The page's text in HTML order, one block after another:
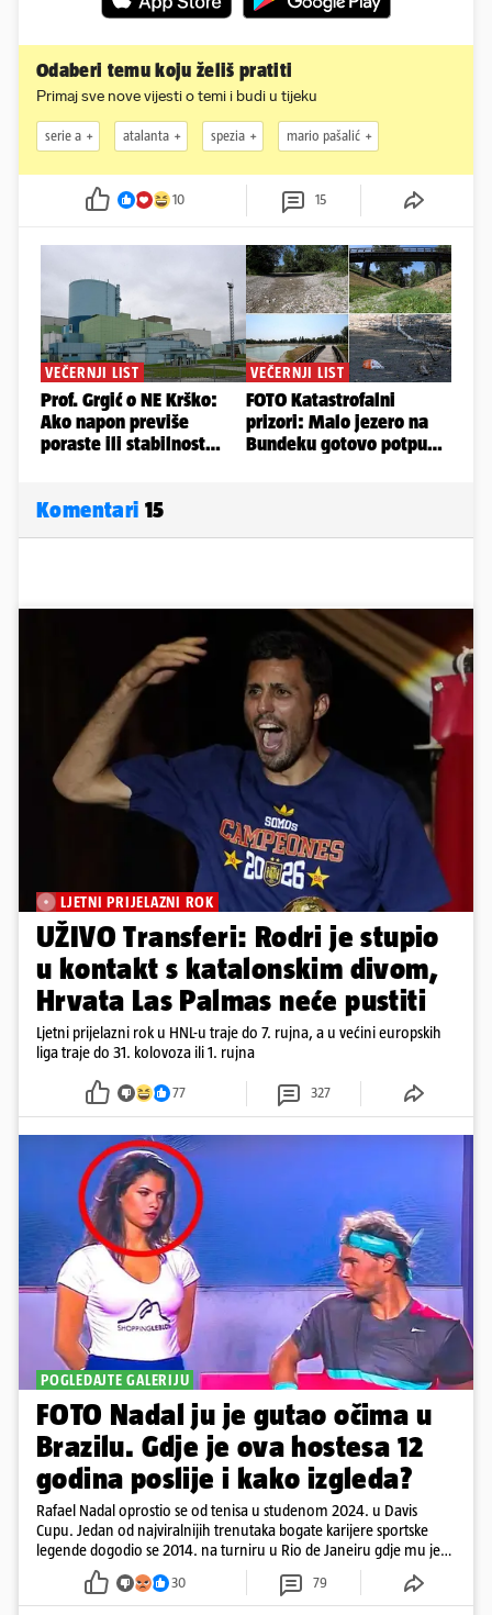
Odaberi temu koju želiš pratiti
Primaj sve nove vijesti o temi i budi u tijeku
serie a atalanta spezia mario pašalić
10 15
Komentari 15
LJETNI PRIJELAZNI ROK
UŽIVO Transferi: Rodri je stupio
u kontakt s katalonskim divom,
Hrvata Las Palmas neće pustiti
Ljetni prijelazni rok u HNL-u traje do 7. rujna, a u većini europskih
liga traje do 31. kolovoza ili 1. rujna
77 327
POGLEDAJTE GALERIJU
FOTO Nadal ju je gutao očima u
Brazilu. Gdje je ova hostesa 12
godina poslije i kako izgleda?
Rafael Nadal oprostio se od tenisa u studenom 2024. u Davis
Cupu. Jedan od najviralnijih trenutaka bogate karijere sportske
legende dogodio se 2014. na turniru u Rio de Janeiru gdje mu je
pažnju odvlačila ljepotica iza klupe
30 79